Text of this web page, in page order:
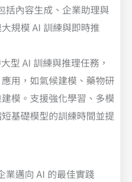
括內容生成、企業助理與
規模 AI 訓練與即時推
型 AI 訓練與推理任務，
用，如氣候建模、藥物研
模。支援強化學習、多模
基礎模型的訓練時間並提
業邁向 AI 的最佳實踐